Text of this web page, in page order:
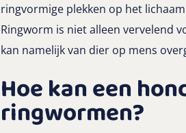
ringvormige plekken op het
Ringworm is niet alleen vervelend
kan namelijk van dier op mens
Hoe kan een
ringwormen?